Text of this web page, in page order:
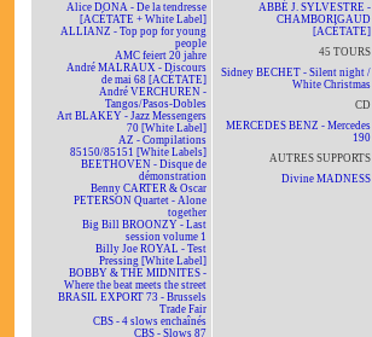
Alice DONA - De la tendresse
[ACÉTATE + White Label]
ALLIANZ - Top pop for young
people
AMC feiert 20 jahre
André MALRAUX - Discours
de mai 68 [ACÉTATE]
André VERCHUREN -
Tangos/Pasos-Dobles
Art BLAKEY - Jazz Messengers
70 [White Label]
AZ - Compilations
85150/85151 [White Labels]
BEETHOVEN - Disque de
démonstration
Benny CARTER & Oscar
PETERSON Quartet - Alone
together
Big Bill BROONZY - Last
session volume 1
Billy Joe ROYAL - Test
Pressing [White Label]
BOBBY & THE MIDNITES -
Where the beat meets the street
BRASIL EXPORT 73 - Brussels
Trade Fair
CBS - 4 slows enchaînés
CBS - Slows 87
ABBÉ J. SYLVESTRE -
CHAMBORIGAUD
[ACÉTATE]
45 TOURS
Sidney BECHET - Silent night /
White Christmas
CD
MERCEDES BENZ - Mercedes
190
AUTRES SUPPORTS
Divine MADNESS